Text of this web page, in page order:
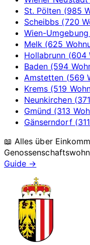
St. Pölten (985
Scheibbs (720
Wien-
Melk (625
Hollabrunn (604
Baden (594
Amstetten (569
Krems (519
Neunkirchen
Gmünd (313
Gänserndorf
📖 Alles über
Guide →